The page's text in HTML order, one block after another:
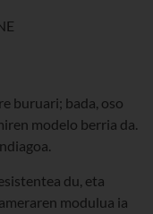
buruari; bada, oso
modelo berria da.
du, eta
modulua ia